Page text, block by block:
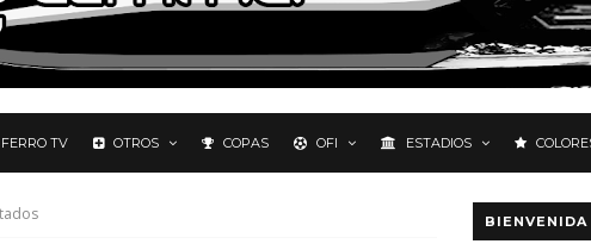
FERRO TV OTROS COPAS OFI ESTADIOS
BIENVENIDA